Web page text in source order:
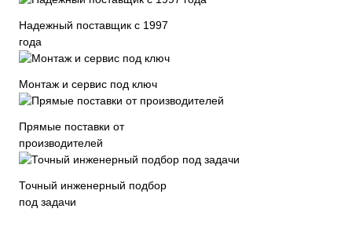
Надежный поставщик с 1997
года
Монтаж и сервис под ключ
Прямые поставки от
производителей
Точный инженерный подбор
под задачи